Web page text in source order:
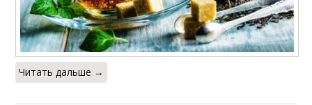
Читать дальше →